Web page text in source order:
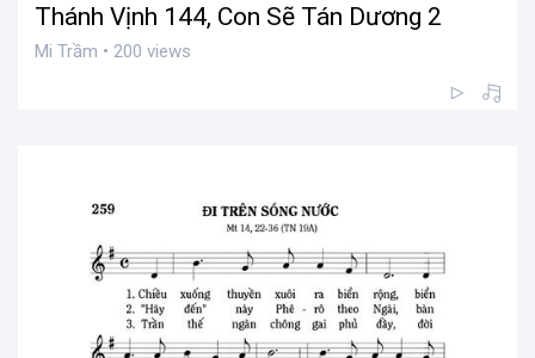
Thánh Vịnh 144, Con Sẽ Tán Dương 2
Mi Trầm • 200 views